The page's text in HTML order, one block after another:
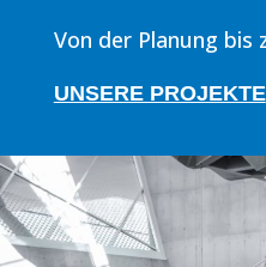
Von der Planung bis
UNSERE PROJEKTE